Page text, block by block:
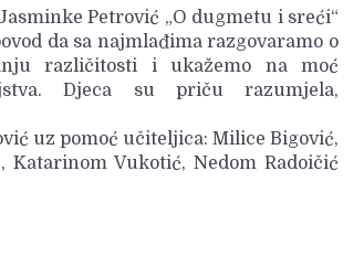
Petrović „O dugmetu i sreći“
da sa najmlađima razgovaramo o
različitosti i ukažemo na moć
Djeca su priču razumjela,
uz pomoć učiteljica: Milice Bigović,
Katarinom Vukotić, Nedom Radoičić